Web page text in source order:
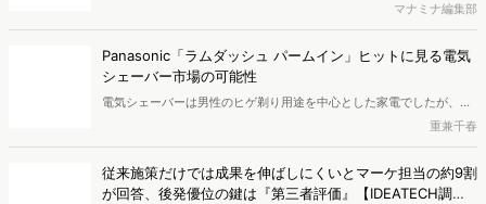
インターネット広告に関するユーザー意識調査（定量）」を実施し、
結果を公開しました。
マナミナ編集部
Panasonic「ラムダッシュ パームイン」ヒットに見る電気
シェーバー市場の可能性
電気シェーバーは男性のヒゲ剃り用途を中心とした家電でしたが、近
年さまざまなニーズに対応するグルーミング製品へと広がりを見せて
います。今回は、検索データなどをもとに電気シェーバー市場の今後
の可能性を考察します。シェーバー関連検索者の検索キーワードや流
入サイト、属性を分析し、市場の展開を探りました。
重兼千春
従来施策だけでは成果を伸ばしにくいとマーケ担当の約9割
が回答、後発優位の鍵は『第三者評価』【IDEATECH調